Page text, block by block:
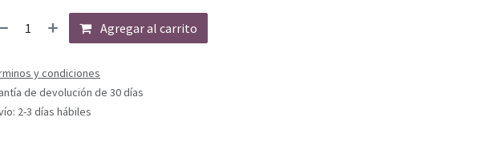
Agregar al carrito
y condiciones
de devolución de 30 días
2-3 días hábiles